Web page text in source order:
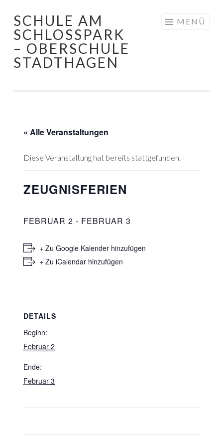
Springe
zum
Inhalt
SCHULE AM
SCHLOSSPARK
– OBERSCHULE
STADTHAGEN
MENÜ
« Alle Veranstaltungen
Diese Veranstaltung hat bereits stattgefunden.
ZEUGNISFERIEN
FEBRUAR 2 - FEBRUAR 3
+ Zu Google Kalender hinzufügen
+ Zu iCalendar hinzufügen
DETAILS
Beginn:
Februar 2
Ende:
Februar 3